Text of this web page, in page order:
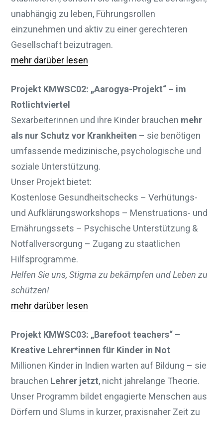
unabhängig zu leben, Führungsrollen
einzunehmen und aktiv zu einer gerechteren
Gesellschaft beizutragen.
mehr darüber lesen
Projekt KMWSC02: „Aarogya-Projekt“ – im
Rotlichtviertel
Sexarbeiterinnen und ihre Kinder brauchen mehr
als nur Schutz vor Krankheiten – sie benötigen
umfassende medizinische, psychologische und
soziale Unterstützung.
Unser Projekt bietet:
Kostenlose Gesundheitschecks – Verhütungs-
und Aufklärungsworkshops – Menstruations- und
Ernährungssets – Psychische Unterstützung &
Notfallversorgung – Zugang zu staatlichen
Hilfsprogramme.
Helfen Sie uns, Stigma zu bekämpfen und Leben zu
schützen!
mehr darüber lesen
Projekt KMWSC03: „Barefoot teachers“ –
Kreative Lehrer*innen für Kinder in Not
Millionen Kinder in Indien warten auf Bildung – sie
brauchen Lehrer jetzt, nicht jahrelange Theorie.
Unser Programm bildet engagierte Menschen aus
Dörfern und Slums in kurzer, praxisnaher Zeit zu